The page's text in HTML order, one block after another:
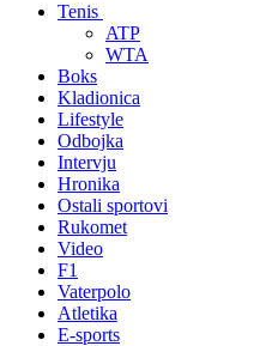
Tenis
ATP
WTA
Boks
Kladionica
Lifestyle
Odbojka
Intervju
Hronika
Ostali sportovi
Rukomet
Video
F1
Vaterpolo
Atletika
E-sports